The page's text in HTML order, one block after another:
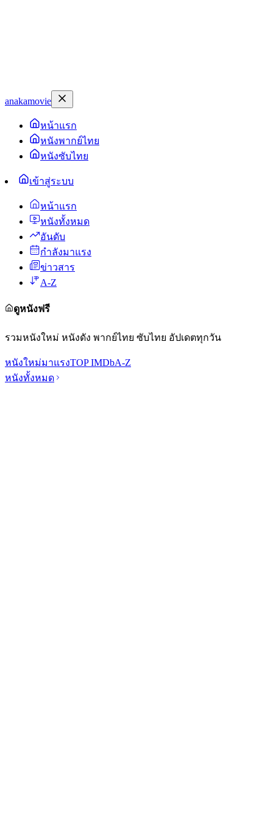
anakamovie
หน้าแรก
หนังพากย์ไทย
หนังซับไทย
เข้าสู่ระบบ
หน้าแรก
หนังทั้งหมด
อันดับ
กำลังมาแรง
ข่าวสาร
A-Z
ดูหนังฟรี
รวมหนังใหม่ หนังดัง พากย์ไทย ซับไทย อัปเดตทุกวัน
หนังใหม่มาแรงTOP IMDbA-Z
หนังทั้งหมด